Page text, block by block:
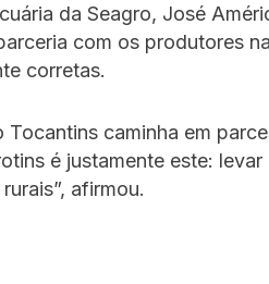
da Seagro, José
com os produtores
corretas.
Tocantins caminha em
é justamente este:
afirmou.